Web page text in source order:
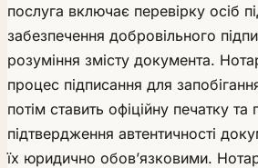
послуга включає перевірку осіб
забезпечення добровільного
розуміння змісту документа.
процес підписання для
потім ставить офіційну печатку та
підтвердження автентичності
їх юридично обов’язковими.